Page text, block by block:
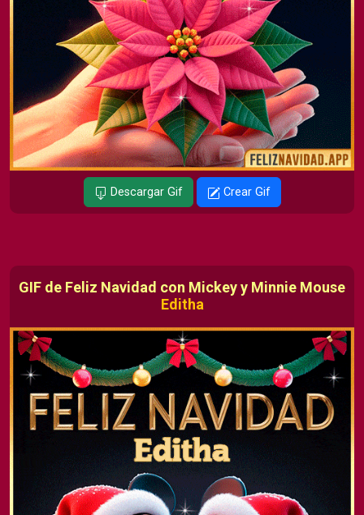
Descargar Gif Crear Gif
GIF de Feliz Navidad con Mickey y Minnie Mouse
Editha